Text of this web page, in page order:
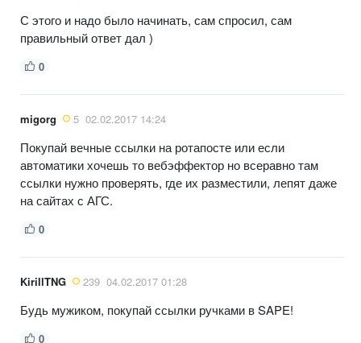
С этого и надо было начинать, сам спросил, сам
правильный ответ дал )
0
migorg 5 02.02.2017 14:24
Покупай вечные ссылки на ротапосте или если
автоматики хочешь то вебэффектор но всеравно там
ссылки нужно проверять, где их разместили, лепят даже
на сайтах с АГС.
0
KirillTNG 239 04.02.2017 01:28
Будь мужиком, покупай ссылки ручками в SAPE!
0